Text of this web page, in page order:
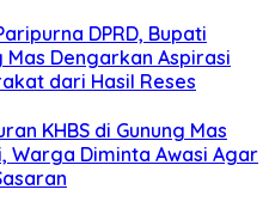
DPRD, Bupati
Mas Dengarkan Aspirasi
dari Hasil Reses
KHBS di Gunung Mas
Warga Diminta Awasi Agar